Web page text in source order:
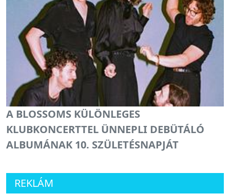
A BLOSSOMS KÜLÖNLEGES
KLUBKONCERTTEL ÜNNEPLI DEBÜTÁLÓ
ALBUMÁNAK 10. SZÜLETÉSNAPJÁT
REKLÁM